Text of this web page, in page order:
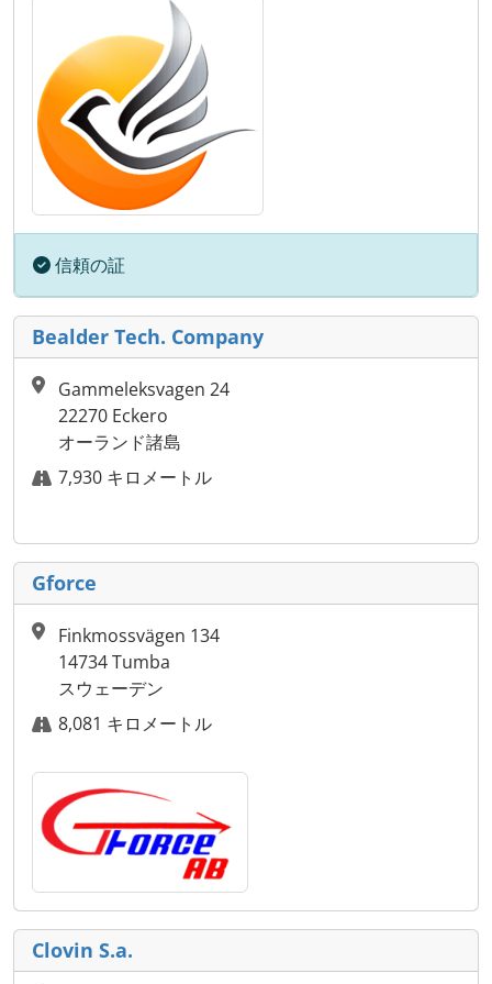
信頼の証
Bealder Tech. Company
Gammeleksvagen 24
22270 Eckero
オーランド諸島
7,930 キロメートル
Gforce
Finkmossvägen 134
14734 Tumba
スウェーデン
8,081 キロメートル
Clovin S.a.